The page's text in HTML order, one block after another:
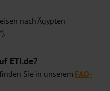
nach Ägypten
ETI.de?
Sie in unserem FAQ-